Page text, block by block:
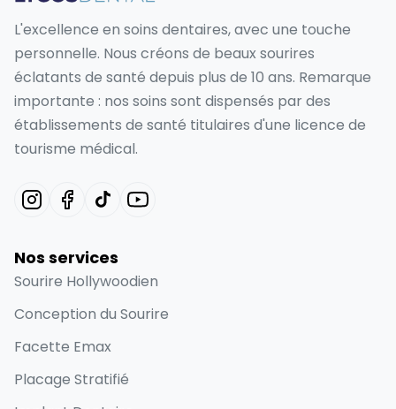
L'excellence en soins dentaires, avec une touche
personnelle. Nous créons de beaux sourires
éclatants de santé depuis plus de 10 ans. Remarque
importante : nos soins sont dispensés par des
établissements de santé titulaires d'une licence de
tourisme médical.
Nos services
Sourire Hollywoodien
Conception du Sourire
Facette Emax
Placage Stratifié